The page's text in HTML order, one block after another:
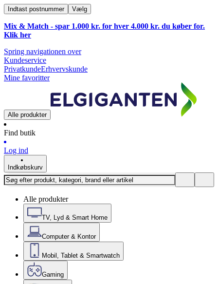
Indtast postnummer Vælg
Mix & Match - spar 1.000 kr. for hver 4.000 kr. du køber for.
Klik her
Spring navigationen over
Kundeservice
PrivatkundeErhvervskunde
Mine favoritter
Alle produkter
Find butik
Log ind
Indkøbskurv
Alle produkter
TV, Lyd & Smart Home
Computer & Kontor
Mobil, Tablet & Smartwatch
Gaming